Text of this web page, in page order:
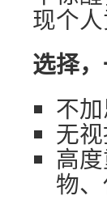
现个人
选择
不
无视
高
物